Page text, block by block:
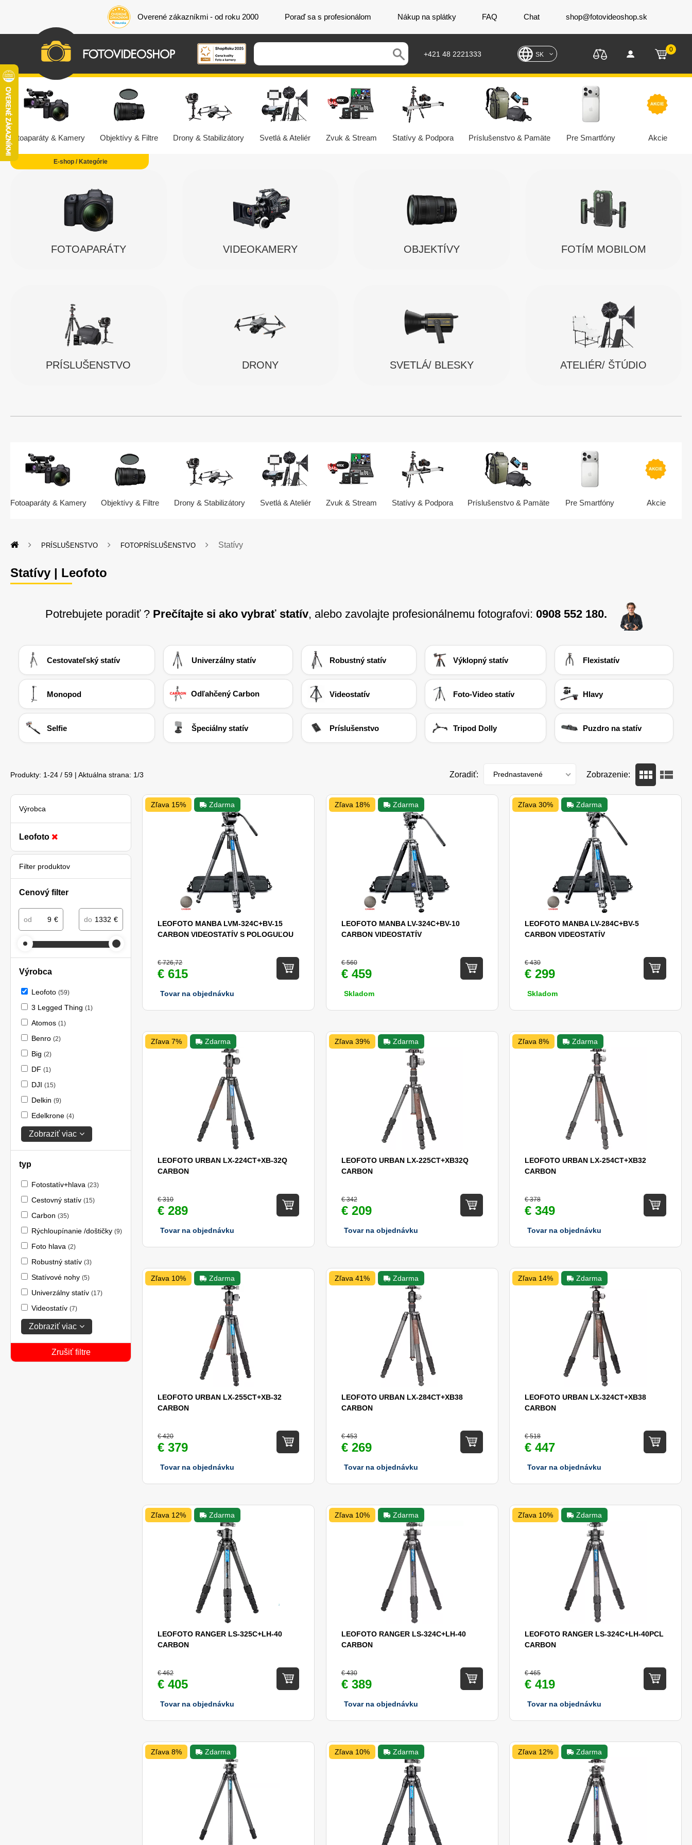
Overené zákazníkmi - od roku 2000 Poraď sa s profesionálom Nákup na splátky FAQ Chat shop@fotovideoshop.sk
+421 48 2221333 SK
0
Fotoaparáty & Kamery Objektívy & Filtre Drony & Stabilizátory Svetlá & Ateliér Zvuk & Stream Statívy & Podpora Príslušenstvo & Pamäte Pre Smartfóny Akcie
FOTOAPARÁTY VIDEOKAMERY OBJEKTÍVY FOTÍM MOBILOM
PRÍSLUŠENSTVO DRONY SVETLÁ/ BLESKY ATELIÉR/ ŠTÚDIO
Fotoaparáty & Kamery Objektívy & Filtre Drony & Stabilizátory Svetlá & Ateliér Zvuk & Stream Statívy & Podpora Príslušenstvo & Pamäte Pre Smartfóny Akcie
PRÍSLUŠENSTVO FOTOPRÍSLUŠENSTVO Statívy
Statívy | Leofoto
Potrebujete poradiť ? Prečítajte si ako vybrať statív, alebo zavolajte profesionálnemu fotografovi: 0908 552 180.
Cestovateľský statív Univerzálny statív Robustný statív Výklopný statív Flexistatív
Monopod Odľahčený Carbon Videostatív Foto-Video statív Hlavy
Selfie Špeciálny statív Príslušenstvo Tripod Dolly Puzdro na statív
Produkty: 1-24 / 59 | Aktuálna strana: 1/3 Zoradiť: Prednastavené Zobrazenie:
Výrobca
Leofoto
Filter produktov
Cenový filter
od € do €
Výrobca
Leofoto (59)
3 Legged Thing (1)
Atomos (1)
Benro (2)
Big (2)
DF (1)
DJI (15)
Delkin (9)
Edelkrone (4)
Zobraziť viac
typ
Fotostatív+hlava (23)
Cestovný statív (15)
Carbon (35)
Rýchloupínanie /doštičky (9)
Foto hlava (2)
Robustný statív (3)
Statívové nohy (5)
Univerzálny statív (17)
Videostatív (7)
Zobraziť viac
Zrušiť filtre
Zľava 15% Zdarma
LEOFOTO MANBA LVM-324C+BV-15
CARBON VIDEOSTATÍV S POLOGUĽOU
€ 726,72
€ 615
Tovar na objednávku
Zľava 18% Zdarma
LEOFOTO MANBA LV-324C+BV-10
CARBON VIDEOSTATÍV
€ 560
€ 459
Skladom
Zľava 30% Zdarma
LEOFOTO MANBA LV-284C+BV-5
CARBON VIDEOSTATÍV
€ 430
€ 299
Skladom
Zľava 7% Zdarma
LEOFOTO URBAN LX-224CT+XB-32Q
CARBON
€ 310
€ 289
Tovar na objednávku
Zľava 39% Zdarma
LEOFOTO URBAN LX-225CT+XB32Q
CARBON
€ 342
€ 209
Tovar na objednávku
Zľava 8% Zdarma
LEOFOTO URBAN LX-254CT+XB32
CARBON
€ 378
€ 349
Tovar na objednávku
Zľava 10% Zdarma
LEOFOTO URBAN LX-255CT+XB-32
CARBON
€ 420
€ 379
Tovar na objednávku
Zľava 41% Zdarma
LEOFOTO URBAN LX-284CT+XB38
CARBON
€ 453
€ 269
Tovar na objednávku
Zľava 14% Zdarma
LEOFOTO URBAN LX-324CT+XB38
CARBON
€ 518
€ 447
Tovar na objednávku
Zľava 12% Zdarma
LEOFOTO RANGER LS-325C+LH-40
CARBON
€ 462
€ 405
Tovar na objednávku
Zľava 10% Zdarma
LEOFOTO RANGER LS-324C+LH-40
CARBON
€ 430
€ 389
Tovar na objednávku
Zľava 10% Zdarma
LEOFOTO RANGER LS-324C+LH-40PCL
CARBON
€ 465
€ 419
Tovar na objednávku
Zľava 8% Zdarma Zľava 10% Zdarma Zľava 12% Zdarma
E-shop / Kategórie